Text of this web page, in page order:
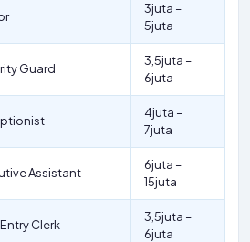
3juta –
5juta
Guard
3,5juta –
6juta
4juta –
7juta
Assistant
6juta –
15juta
Clerk
3,5juta –
6juta